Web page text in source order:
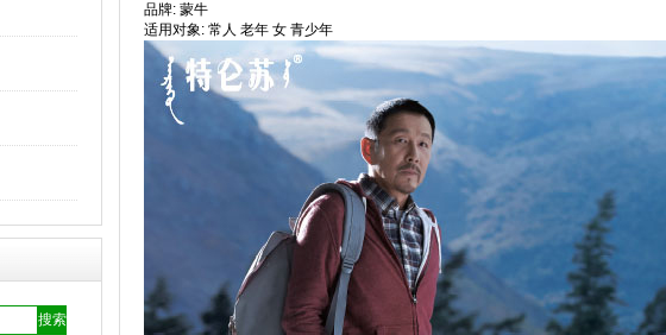
品牌: 蒙牛
适用对象: 常人 老年 女 青少年